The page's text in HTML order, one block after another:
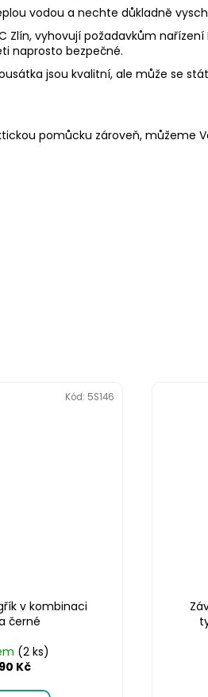
vodou a nechte důkladně
vyhovují požadavkům
naprosto bezpečné.
jsou kvalitní, ale může se
pomůcku zároveň, můžeme
v kombinaci
černé
(2 ks)
Kč
Kód: 5S146